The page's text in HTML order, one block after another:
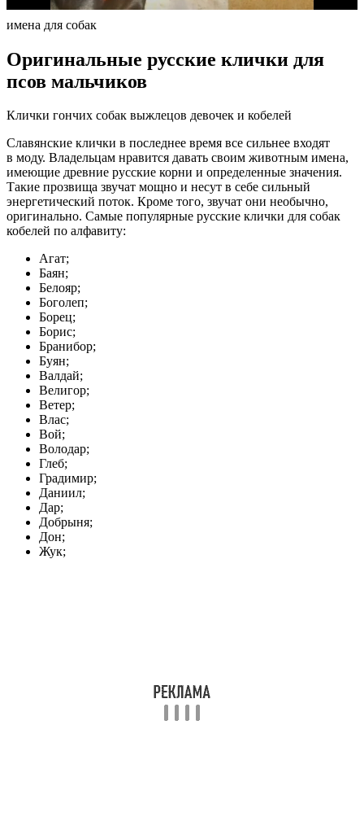
имена для собак
Оригинальные русские клички для
псов мальчиков
Клички гончих собак выжлецов девочек и кобелей
Славянские клички в последнее время все сильнее входят
в моду. Владельцам нравится давать своим животным имена,
имеющие древние русские корни и определенные значения.
Такие прозвища звучат мощно и несут в себе сильный
энергетический поток. Кроме того, звучат они необычно,
оригинально. Самые популярные русские клички для собак
кобелей по алфавиту:
Агат;
Баян;
Белояр;
Боголеп;
Борец;
Борис;
Бранибор;
Буян;
Валдай;
Велигор;
Ветер;
Влас;
Вой;
Володар;
Глеб;
Градимир;
Даниил;
Дар;
Добрыня;
Дон;
Жук;